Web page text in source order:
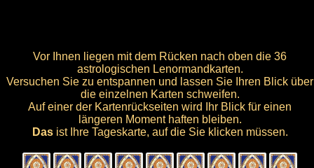
Vor Ihnen liegen mit dem Rücken nach oben die 36
astrologischen Lenormandkarten.
Versuchen Sie zu entspannen und lassen Sie Ihren Blick über
die einzelnen Karten schweifen.
Auf einer der Kartenrückseiten wird Ihr Blick für einen
längeren Moment haften bleiben.
Dasist Ihre Tageskarte, auf die Sie klicken müssen.